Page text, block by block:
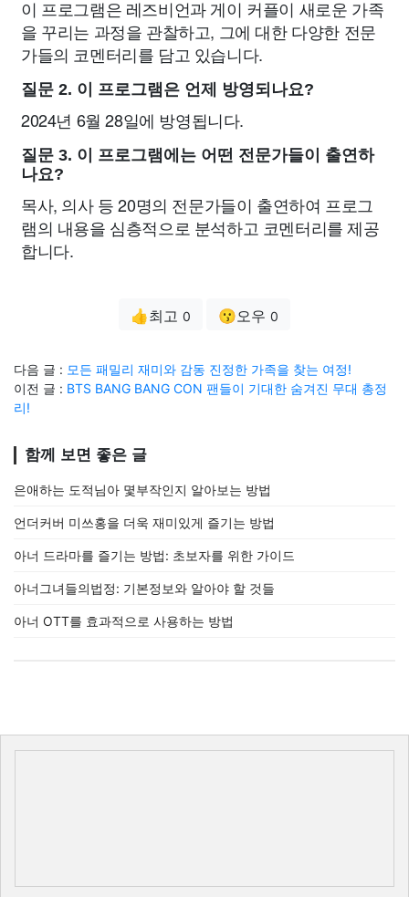
이 프로그램은 레즈비언과 게이 커플이 새로운 가족
을 꾸리는 과정을 관찰하고, 그에 대한 다양한 전문
가들의 코멘터리를 담고 있습니다.
질문 2. 이 프로그램은 언제 방영되나요?
2024년 6월 28일에 방영됩니다.
질문 3. 이 프로그램에는 어떤 전문가들이 출연하
나요?
목사, 의사 등 20명의 전문가들이 출연하여 프로그
램의 내용을 심층적으로 분석하고 코멘터리를 제공
합니다.
👍최고 0 😗오우 0
다음 글 : 모든 패밀리 재미와 감동 진정한 가족을 찾는 여정!
이전 글 : BTS BANG BANG CON 팬들이 기대한 숨겨진 무대 총정
리!
함께 보면 좋은 글
은애하는 도적님아 몇부작인지 알아보는 방법
언더커버 미쓰홍을 더욱 재미있게 즐기는 방법
아너 드라마를 즐기는 방법: 초보자를 위한 가이드
아너그녀들의법정: 기본정보와 알아야 할 것들
아너 OTT를 효과적으로 사용하는 방법